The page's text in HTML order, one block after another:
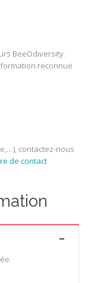
BeeOdiversity.
reconnue
contactez-nous
de contact